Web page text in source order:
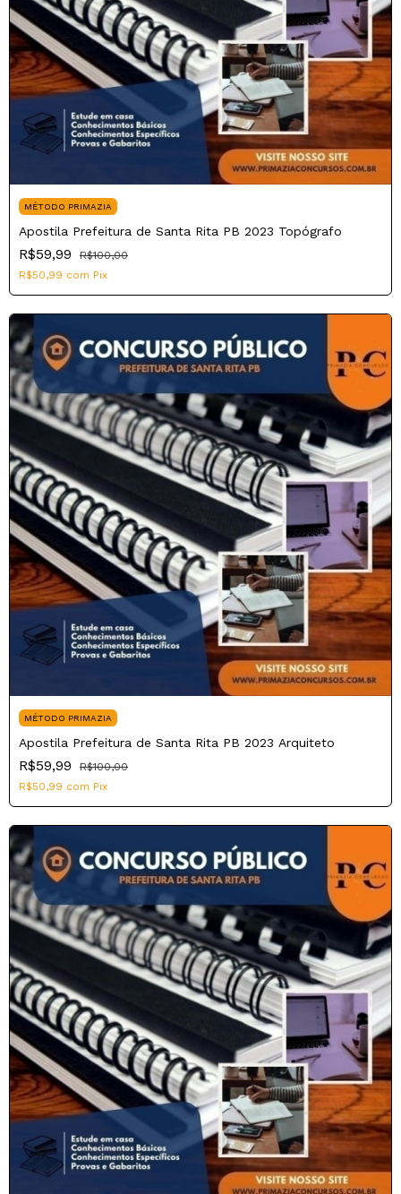
MÉTODO PRIMAZIA
Apostila Prefeitura de Santa Rita PB 2023 Topógrafo
R$59,99
R$100,00
R$50,99 com Pix
MÉTODO PRIMAZIA
Apostila Prefeitura de Santa Rita PB 2023 Arquiteto
R$59,99
R$100,00
R$50,99 com Pix